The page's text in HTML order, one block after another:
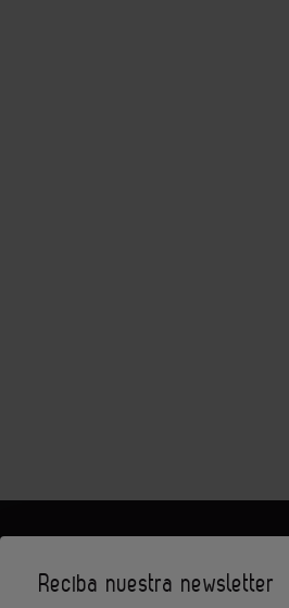
Reciba nuestra newsletter